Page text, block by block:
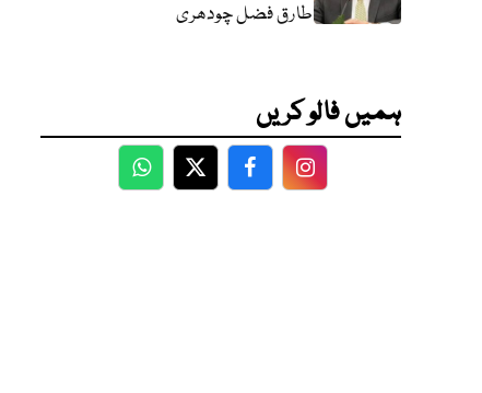
طارق فضل چودھری
ہمیں فالو کریں
WhatsApp
TwitterFacebookFacebook